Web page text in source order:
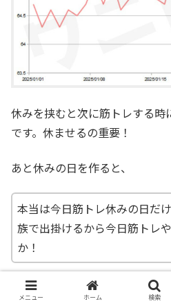
休みを挟むと次に筋トレする
です。休ませるの重要！
あと休みの日を作ると、
本当は今日筋トレ休みの日だ
族で出掛けるから今日筋トレ
か！
みたいに臨機応変に対応でき
メニュー ホーム 検索